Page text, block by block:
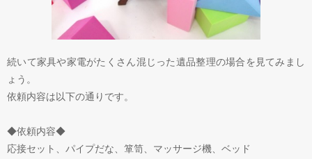
続いて家具や家電がたくさん混じった遺品整理の場合を見てみまし
ょう。
依頼内容は以下の通りです。
◆依頼内容◆
応接セット、パイプだな、箪笥、マッサージ機、ベッド